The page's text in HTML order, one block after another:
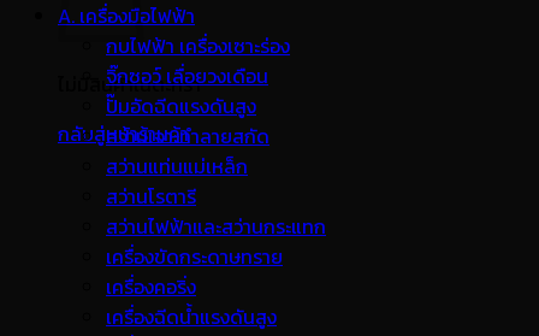
ไม่มีสินค้าในตะกร้า
กลับสู่หน้าร้านค้า
A. เครื่องมือไฟฟ้า
กบไฟฟ้า เครื่องเซาะร่อง
จิ๊กซอว์ เลื่อยวงเดือน
ปั๊มอัดฉีดแรงดันสูง
สว่านเจาะทำลายสกัด
สว่านแท่นแม่เหล็ก
สว่านโรตารี
สว่านไฟฟ้าและสว่านกระแทก
เครื่องขัดกระดาษทราย
เครื่องคอริ่ง
เครื่องฉีดน้ำแรงดันสูง